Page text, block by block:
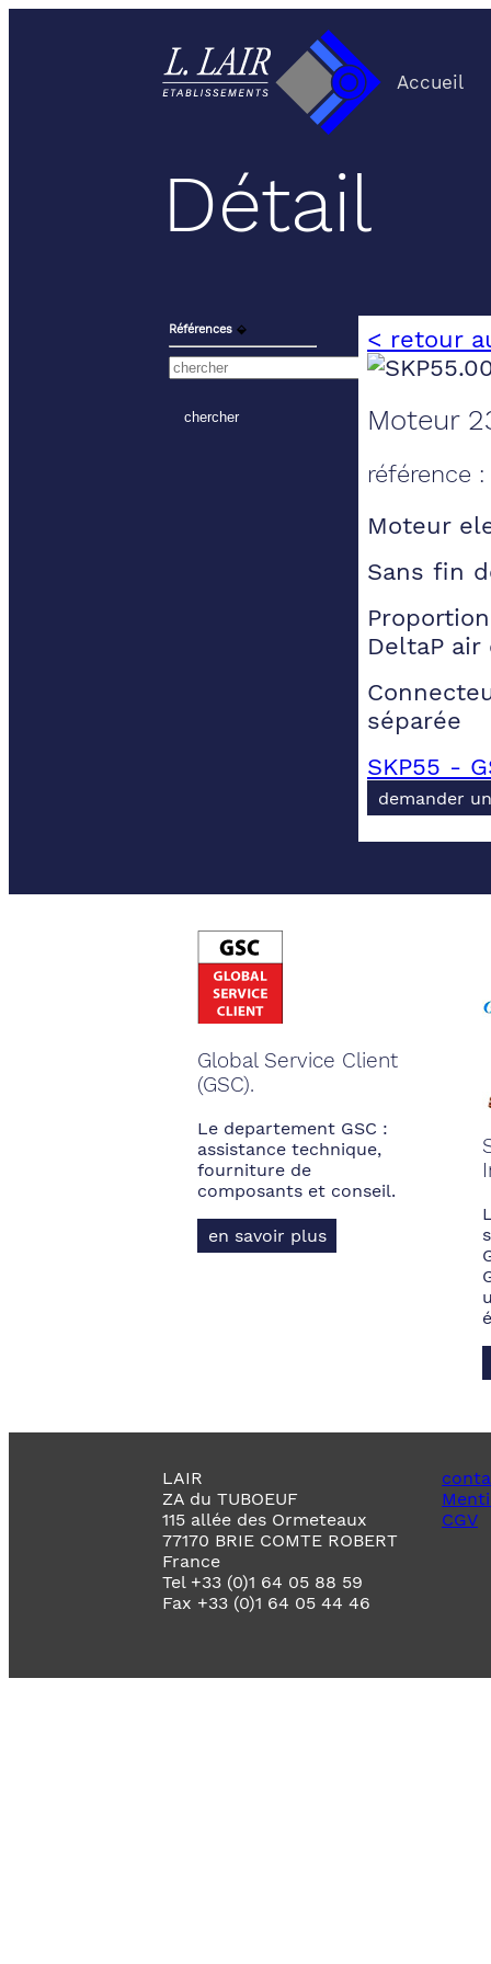
Accueil
Détail
Références ⬙ < retour
Moteur
référence :
Moteur
Sans fin
DeltaP air
séparée
SKP55 -
demander
Global Service Client
(GSC).
Le departement GSC :
assistance technique,
fourniture de
composants et conseil.
en savoir plus
LAIR
ZA du TUBOEUF
115 allée des Ormeteaux
77170 BRIE COMTE ROBERT
France
Tel +33 (0)1 64 05 88 59
Fax +33 (0)1 64 05 44 46
CGV